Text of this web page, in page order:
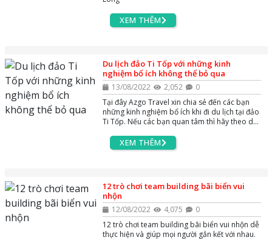
XEM THÊM
Du lịch đảo Ti Tốp với những kinh
nghiệm bổ ích không thể bỏ qua
13/08/2022 2,052
0
Tại đây Azgo Travel xin chia sẻ đến các bạn
những kinh nghiệm bổ ích khi đi du lịch tại đảo
Ti Tốp. Nếu các bạn quan tâm thì hãy theo dõi
XEM THÊM
12 trò chơi team building bãi biển vui
nhộn
12/08/2022 4,075
0
12 trò chơi team building bãi biển vui nhộn dễ
thực hiện và giúp mọi người gắn kết với nhau.